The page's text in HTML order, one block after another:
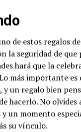
de estos regalos
la seguridad de que
hará que la
más importante
y un regalo bien
hacerlo. No
y un momento
su vínculo.